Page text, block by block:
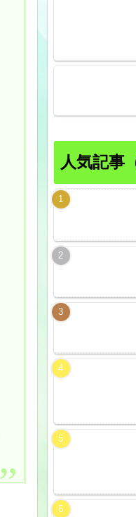
人気記事